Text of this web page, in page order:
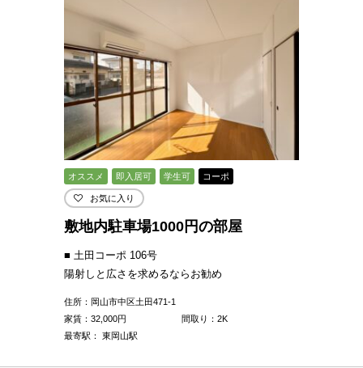
オススメ 即入居可 学生可 コーポ
お気に入り
敷地内駐車場1000円の部屋
■ 土田コーポ 106号
陽射しと広さを求めるならお勧め
住所：岡山市中区土田471-1
家賃： 32,000円
間取り：2K
最寄駅： 東岡山駅